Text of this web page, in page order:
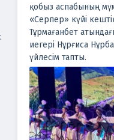
қобыз аспабының
«Серпер» күйі
Тұрмағанбет
иегері Нұрғиса
үйлесім тапты.